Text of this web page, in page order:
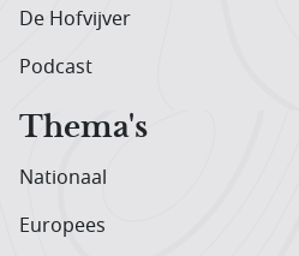
De Hofvijver
Podcast
Thema's
Nationaal
Europees